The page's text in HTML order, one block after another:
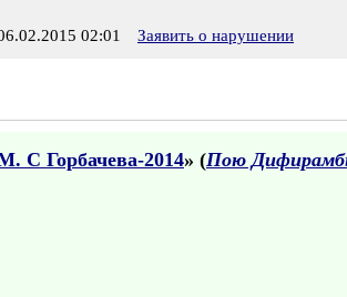
02:01 Заявить о нарушении
С Горбачева-2014» (Пою